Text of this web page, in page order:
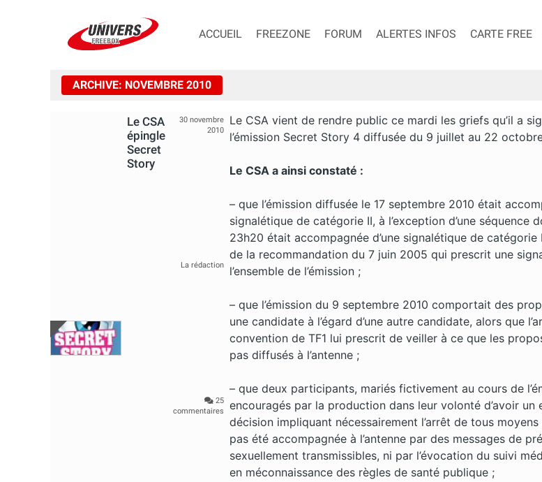
ACCUEIL FREEZONE FORUM ALERTES INFOS CARTE FREE
ARCHIVE: NOVEMBRE 2010
Le CSA
épingle
Secret
Story
30 novembre
2010
La rédaction
25
commentaires
Le CSA vient de rendre public ce mardi les griefs qu’il a
l’émission Secret Story 4 diffusée du 9 juillet au 22
Le CSA a ainsi constaté :
– que l’émission diffusée le 17 septembre 2010 était
signalétique de catégorie II, à l’exception d’une séquence
23h20 était accompagnée d’une signalétique de catégorie
de la recommandation du 7 juin 2005 qui prescrit une
l’ensemble de l’émission ;
– que l’émission du 9 septembre 2010 comportait des
une candidate à l’égard d’une autre candidate, alors que
convention de TF1 lui prescrit de veiller à ce que les
pas diffusés à l’antenne ;
– que deux participants, mariés fictivement au cours de
encouragés par la production dans leur volonté d’avoir un
décision impliquant nécessairement l’arrêt de tous moyens
pas été accompagnée à l’antenne par des messages de
sexuellement transmissibles, ni par l’évocation du suivi
en méconnaissance des règles de santé publique ;